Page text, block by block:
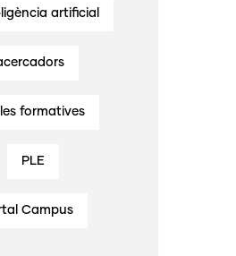
artificial
formatives
PLE
Campus